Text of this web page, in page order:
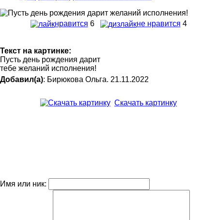
нравится 6 не нравится 4
Текст на картинке:
Пусть день рождения дарит
тебе желаний исполнения!
Добавил(а): Бирюкова Ольга. 21.11.2022
Скачать картинку
Имя или ник: